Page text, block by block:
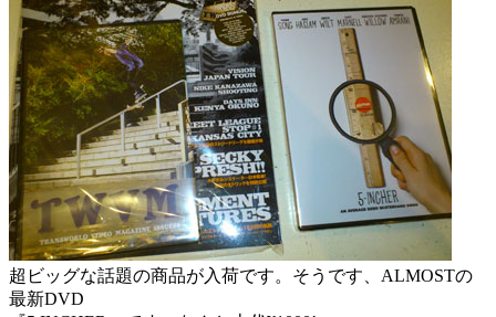
超ビッグな話題の商品が入荷です。そうです、ALMOSTの
最新DVD